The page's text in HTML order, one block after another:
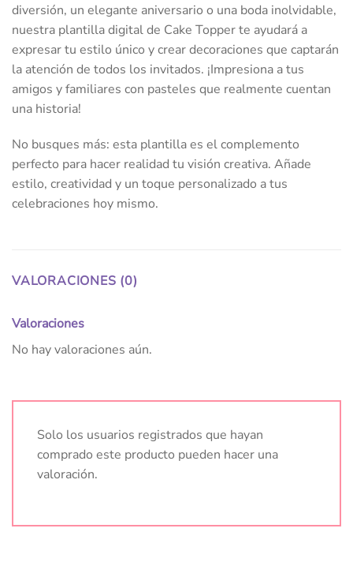
diversión, un elegante aniversario o una boda inolvidable,
nuestra plantilla digital de Cake Topper te ayudará a
expresar tu estilo único y crear decoraciones que captarán
la atención de todos los invitados. ¡Impresiona a tus
amigos y familiares con pasteles que realmente cuentan
una historia!
No busques más: esta plantilla es el complemento
perfecto para hacer realidad tu visión creativa. Añade
estilo, creatividad y un toque personalizado a tus
celebraciones hoy mismo.
VALORACIONES (0)
Valoraciones
No hay valoraciones aún.
Solo los usuarios registrados que hayan
comprado este producto pueden hacer una
valoración.